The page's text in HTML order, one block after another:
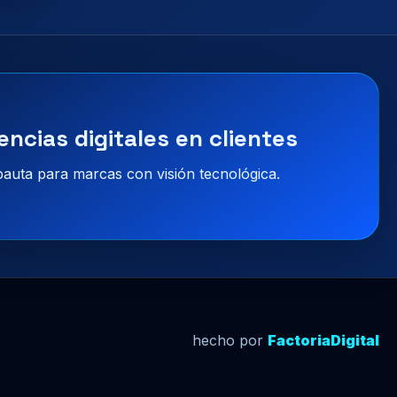
digitales en clientes
para marcas con visión tecnológica.
hecho por FactoriaDigital